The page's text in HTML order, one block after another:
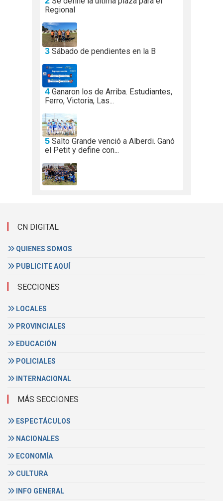
Regional
3 Sábado de pendientes en la B
4 Ganaron los de Arriba. Estudiantes,
Ferro, Victoria, Las...
5 Salto Grande venció a Alberdi. Ganó
el Petit y define con...
CN DIGITAL
QUIENES SOMOS
PUBLICITE AQUÍ
SECCIONES
LOCALES
PROVINCIALES
EDUCACIÓN
POLICIALES
INTERNACIONAL
MÁS SECCIONES
ESPECTÁCULOS
NACIONALES
ECONOMÍA
CULTURA
INFO GENERAL